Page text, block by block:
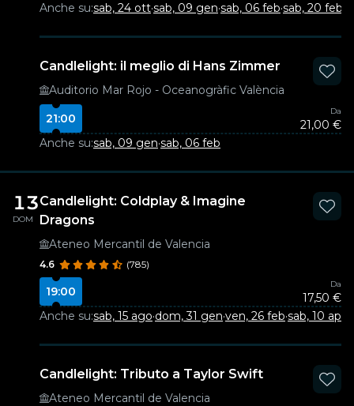
Anche su:sab, 24 ott·sab, 09 gen·sab, 06 feb·sab, 20 feb
Candlelight: il meglio di Hans Zimmer
Auditorio Mar Rojo - Oceanogràfic València
21:00
Da
21,00 €
Anche su:sab, 09 gen·sab, 06 feb
13
DOM
Candlelight: Coldplay & Imagine
Dragons
Ateneo Mercantil de Valencia
4.6 (785)
19:00
Da
17,50 €
Anche su:sab, 15 ago·dom, 31 gen·ven, 26 feb·sab, 10 apr
Candlelight: Tributo a Taylor Swift
Ateneo Mercantil de Valencia